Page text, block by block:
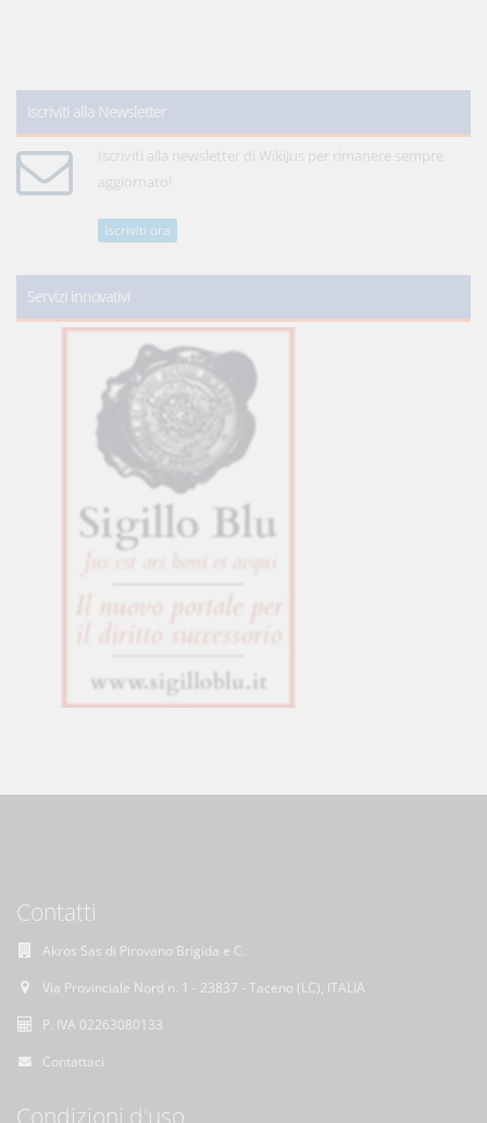
Iscriviti alla Newsletter
Iscriviti alla newsletter di WikiJus per rimanere sempre
aggiornato!
Iscriviti ora
Servizi innovativi
Contatti
Akros Sas di Pirovano Brigida e C.
Via Provinciale Nord n. 1 - 23837 - Taceno (LC), ITALIA
P. IVA 02263080133
Contattaci
Condizioni d'uso